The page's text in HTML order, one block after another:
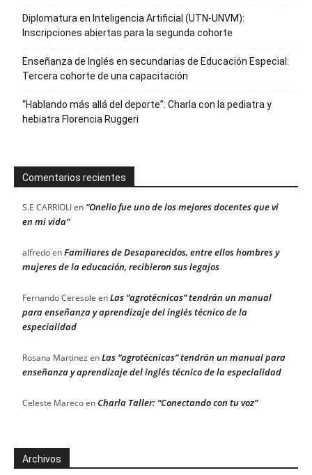
Diplomatura en Inteligencia Artificial (UTN-UNVM):
Inscripciones abiertas para la segunda cohorte
Enseñanza de Inglés en secundarias de Educación Especial:
Tercera cohorte de una capacitación
“Hablando más allá del deporte”: Charla con la pediatra y
hebiatra Florencia Ruggeri
Comentarios recientes
S.E CARRIOLIen “Onelio fue uno de los mejores docentes que vi
en mi vida”
alfredoenFamiliares de Desaparecidos, entre ellos hombres y
mujeres de la educación, recibieron sus legajos
Fernando Ceresole enLas “agrotécnicas” tendrán un manual
para enseñanza y aprendizaje del inglés técnico de la
especialidad
Rosana Martinez enLas “agrotécnicas” tendrán un manual para
enseñanza y aprendizaje del inglés técnico de la especialidad
Celeste MarecoenCharla Taller: “Conectando con tu voz”
Archivos